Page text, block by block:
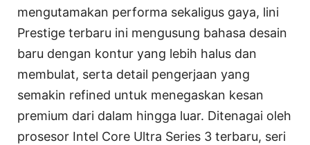
mengutamakan performa sekaligus gaya, lini
Prestige terbaru ini mengusung bahasa desain
baru dengan kontur yang lebih halus dan
membulat, serta detail pengerjaan yang
semakin refined untuk menegaskan kesan
premium dari dalam hingga luar. Ditenagai oleh
prosesor Intel Core Ultra Series 3 terbaru, seri